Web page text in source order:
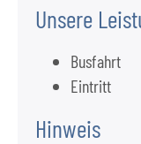
Unsere
Busfahrt
Eintritt
Hinweis